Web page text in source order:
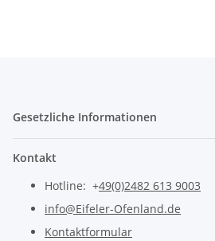
Gesetzliche Informationen
Kontakt
Hotline: +49(0)2482 613 9003
info@Eifeler-Ofenland.de
Kontaktformular